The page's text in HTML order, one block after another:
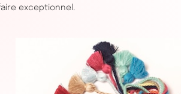
exceptionnel.